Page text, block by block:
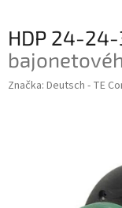
HDP 24-24-
Značka: Deutsch - TE